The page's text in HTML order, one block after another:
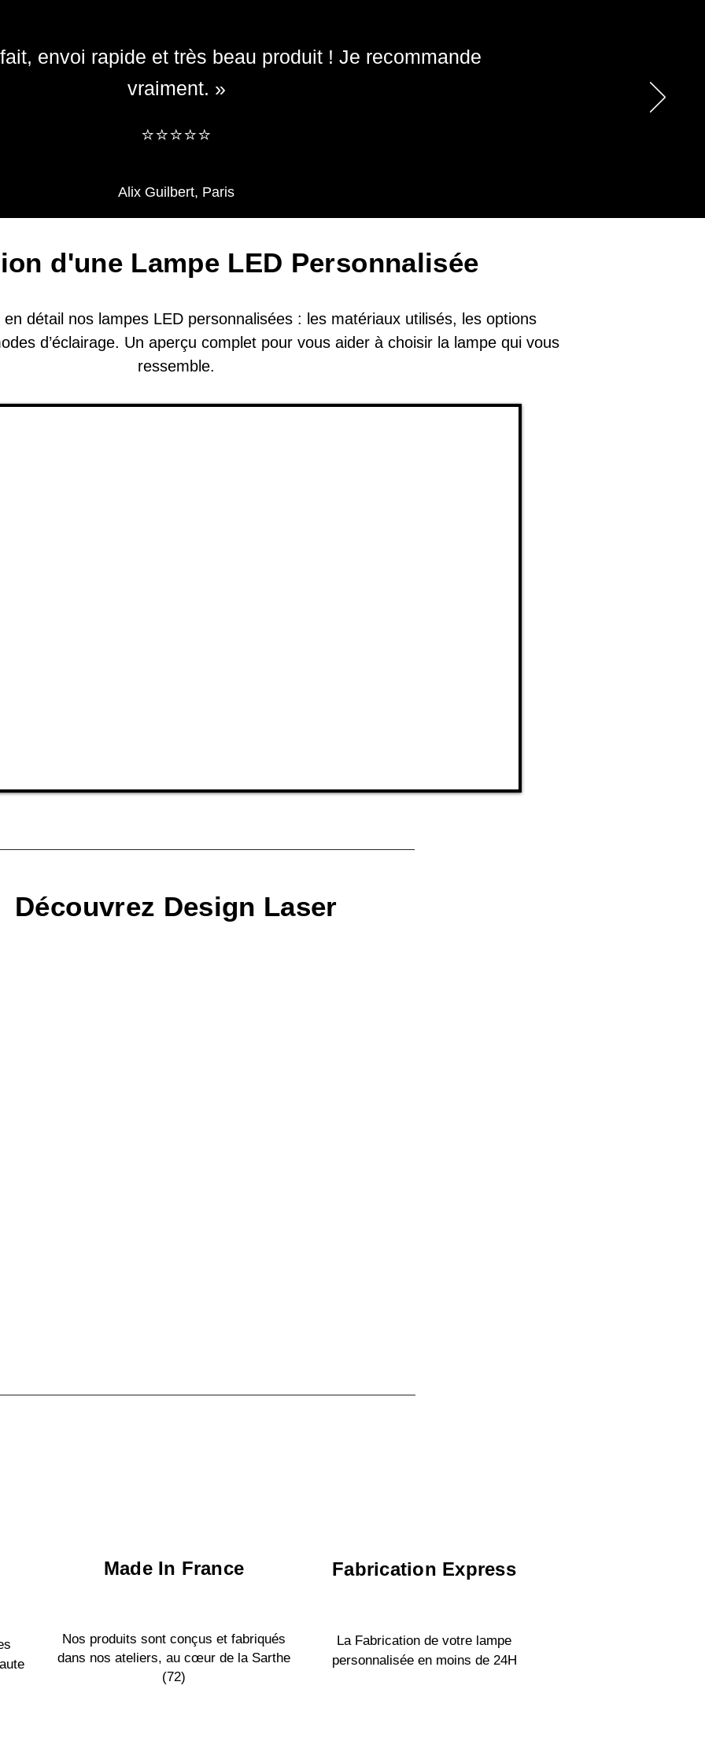
envoi rapide et très beau produit ! Je recommande
vraiment. »
​​⭐⭐⭐⭐⭐
Alix Guilbert, Paris
d'une Lampe LED Personnalisée
détail nos lampes LED personnalisées : les matériaux utilisés, les options
d’éclairage. Un aperçu complet pour vous aider à choisir la lampe qui vous
ressemble.
Découvrez Design Laser
Made In France
Nos produits sont conçus et fabriqués
dans nos ateliers, au cœur de la Sarthe
(72)
Fabrication Express
La Fabrication de votre lampe
personnalisée en moins de 24H